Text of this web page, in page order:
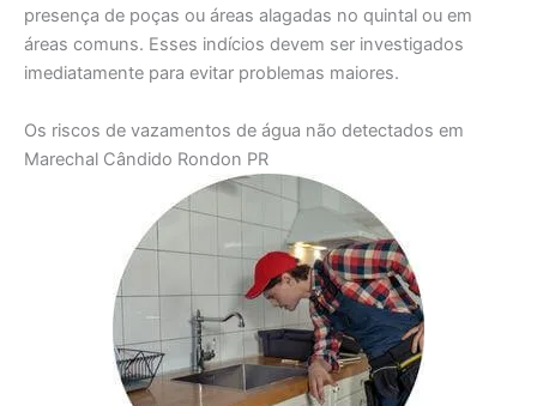
presença de poças ou áreas alagadas no quintal ou em
áreas comuns. Esses indícios devem ser investigados
imediatamente para evitar problemas maiores.
Os riscos de vazamentos de água não detectados em
Marechal Cândido Rondon PR